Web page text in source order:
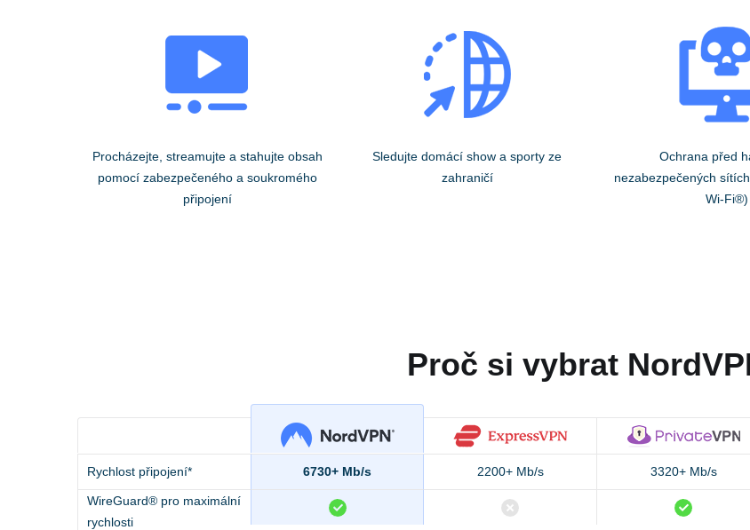
Procházejte, streamujte a stahujte obsah
pomocí zabezpečeného a soukromého
připojení
Sledujte domácí show a sporty ze
zahraničí
Ochrana před
nezabezpečených
Wi-Fi®)
Proč si vybrat
Rychlost připojení* 6730+ Mb/s 2200+ Mb/s 3320+ Mb/s
WireGuard® pro maximální
rychlosti